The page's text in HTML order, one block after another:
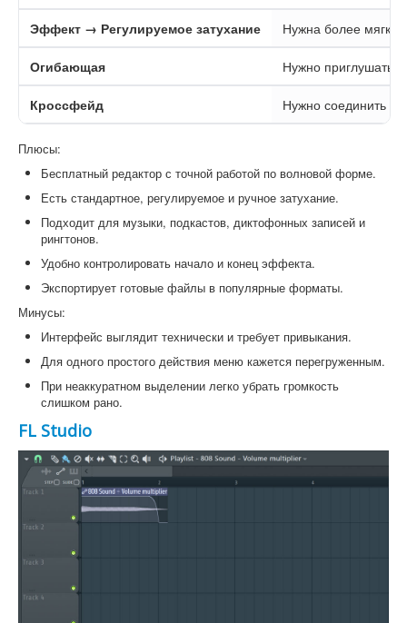
Эффект → Регулируемое затухание Нужна более
Огибающая Нужно приглушать
Кроссфейд Нужно соединить
Плюсы:
Бесплатный редактор с точной работой по волновой форме.
Есть стандартное, регулируемое и ручное затухание.
Подходит для музыки, подкастов, диктофонных записей и
рингтонов.
Удобно контролировать начало и конец эффекта.
Экспортирует готовые файлы в популярные форматы.
Минусы:
Интерфейс выглядит технически и требует привыкания.
Для одного простого действия меню кажется перегруженным.
При неаккуратном выделении легко убрать громкость
слишком рано.
FL Studio